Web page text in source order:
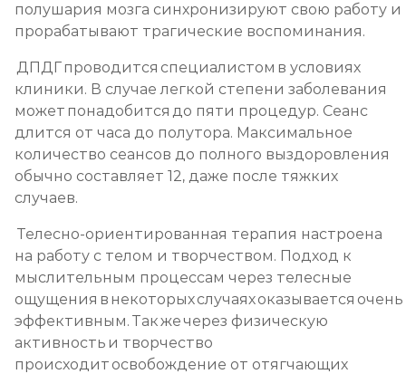
полушария мозга синхронизируют свою работу и
прорабатывают трагические воспоминания.
ДПДГ проводится специалистом в условиях
клиники. В случае легкой степени заболевания
может понадобится до пяти процедур. Сеанс
длится от часа до полутора. Максимальное
количество сеансов до полного выздоровления
обычно составляет 12, даже после тяжких
случаев.
Телесно-ориентированная терапия настроена
на работу с телом и творчеством. Подход к
мыслительным процессам через телесные
ощущения в некоторых случаях оказывается очень
эффективным. Так же через физическую
активность и творчество
происходит освобождение от отягчающих